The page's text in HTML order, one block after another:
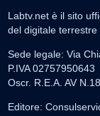
Labtv.net è il sito
del digitale
Sede legale: Via
P.IVA 02757950643
Oscr. R.E.A. AV
Editore: